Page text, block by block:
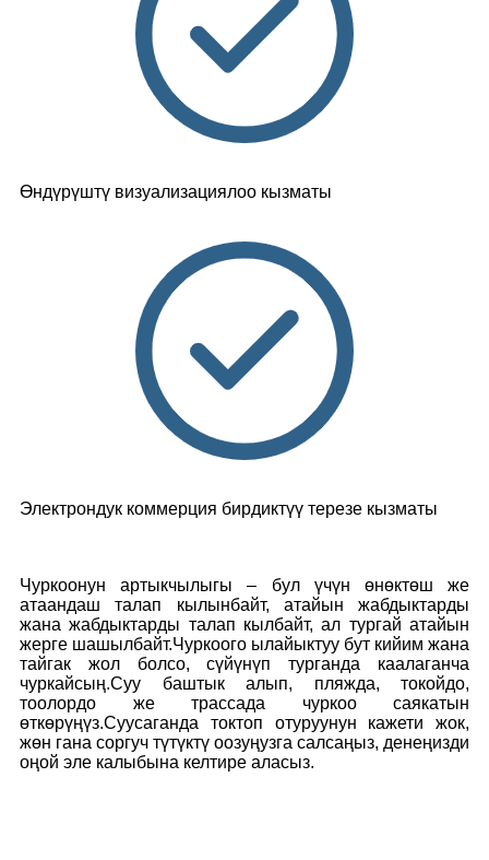
Өндүрүштү визуализациялоо кызматы
Электрондук коммерция бирдиктүү терезе кызматы
Чуркоонун артыкчылыгы – бул үчүн өнөктөш же
атаандаш талап кылынбайт, атайын жабдыктарды
жана жабдыктарды талап кылбайт, ал тургай атайын
жерге шашылбайт.Чуркоого ылайыктуу бут кийим жана
тайгак жол болсо, сүйүнүп турганда каалаганча
чуркайсың.Суу баштык алып, пляжда, токойдо,
тоолордо же трассада чуркоо саякатын
өткөрүңүз.Суусаганда токтоп отуруунун кажети жок,
жөн гана соргуч түтүктү оозуңузга салсаңыз, денеңизди
оңой эле калыбына келтире аласыз.